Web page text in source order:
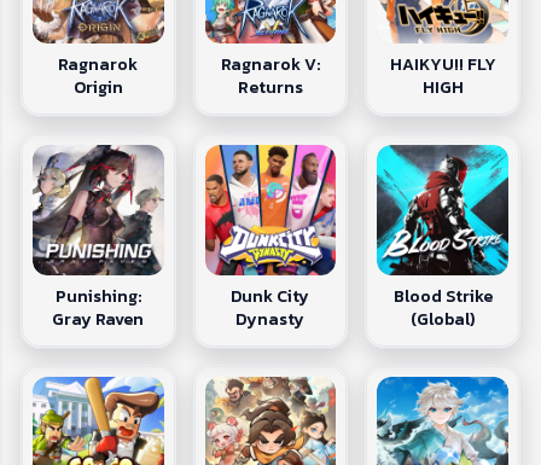
Ragnarok
Origin
Ragnarok V:
Returns
HAIKYU!! FLY
HIGH
Punishing:
Gray Raven
Dunk City
Dynasty
Blood Strike
(Global)